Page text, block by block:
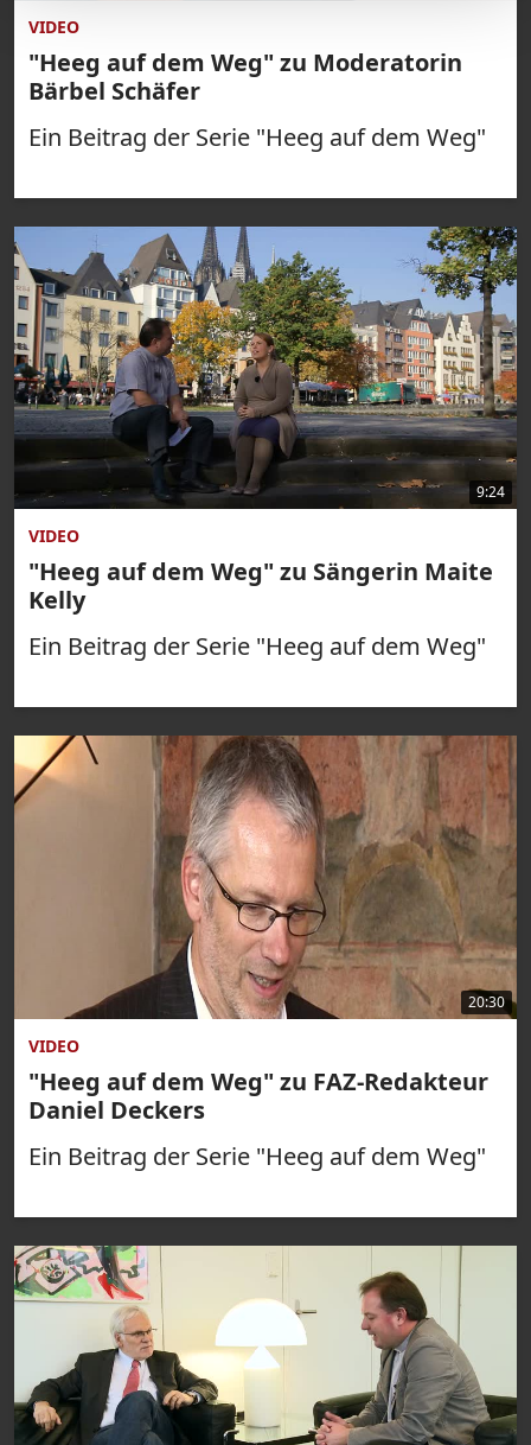
VIDEO
"Heeg auf dem Weg" zu Moderatorin
Bärbel Schäfer
Ein Beitrag der Serie "Heeg auf dem Weg"
9:24
VIDEO
"Heeg auf dem Weg" zu Sängerin Maite
Kelly
Ein Beitrag der Serie "Heeg auf dem Weg"
20:30
VIDEO
"Heeg auf dem Weg" zu FAZ-Redakteur
Daniel Deckers
Ein Beitrag der Serie "Heeg auf dem Weg"